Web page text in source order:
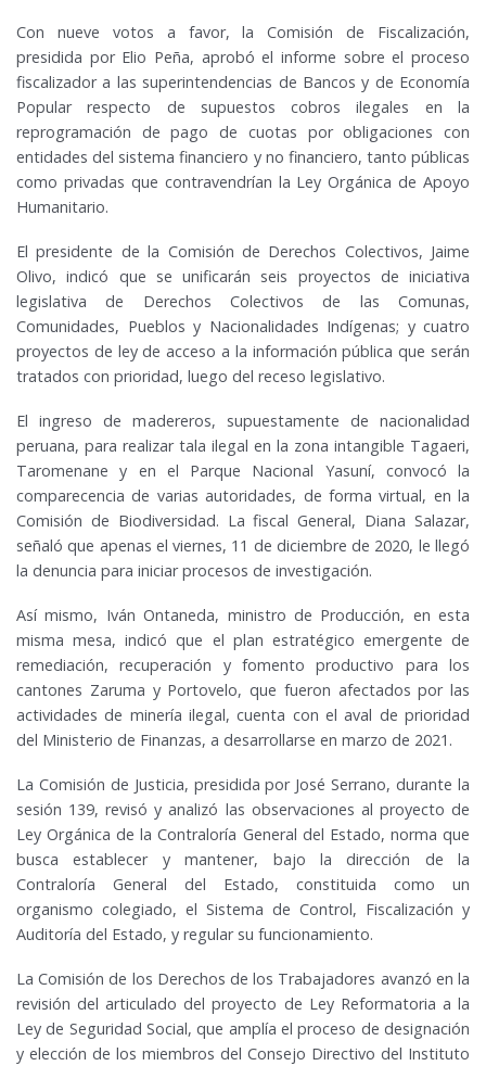
Con nueve votos a favor, la Comisión de Fiscalización,
presidida por Elio Peña, aprobó el informe sobre el proceso
fiscalizador a las superintendencias de Bancos y de Economía
Popular respecto de supuestos cobros ilegales en la
reprogramación de pago de cuotas por obligaciones con
entidades del sistema financiero y no financiero, tanto públicas
como privadas que contravendrían la Ley Orgánica de Apoyo
Humanitario.
El presidente de la Comisión de Derechos Colectivos, Jaime
Olivo, indicó que se unificarán seis proyectos de iniciativa
legislativa de Derechos Colectivos de las Comunas,
Comunidades, Pueblos y Nacionalidades Indígenas; y cuatro
proyectos de ley de acceso a la información pública que serán
tratados con prioridad, luego del receso legislativo.
El ingreso de madereros, supuestamente de nacionalidad
peruana, para realizar tala ilegal en la zona intangible Tagaeri,
Taromenane y en el Parque Nacional Yasuní, convocó la
comparecencia de varias autoridades, de forma virtual, en la
Comisión de Biodiversidad. La fiscal General, Diana Salazar,
señaló que apenas el viernes, 11 de diciembre de 2020, le llegó
la denuncia para iniciar procesos de investigación.
Así mismo, Iván Ontaneda, ministro de Producción, en esta
misma mesa, indicó que el plan estratégico emergente de
remediación, recuperación y fomento productivo para los
cantones Zaruma y Portovelo, que fueron afectados por las
actividades de minería ilegal, cuenta con el aval de prioridad
del Ministerio de Finanzas, a desarrollarse en marzo de 2021.
La Comisión de Justicia, presidida por José Serrano, durante la
sesión 139, revisó y analizó las observaciones al proyecto de
Ley Orgánica de la Contraloría General del Estado, norma que
busca establecer y mantener, bajo la dirección de la
Contraloría General del Estado, constituida como un
organismo colegiado, el Sistema de Control, Fiscalización y
Auditoría del Estado, y regular su funcionamiento.
La Comisión de los Derechos de los Trabajadores avanzó en la
revisión del articulado del proyecto de Ley Reformatoria a la
Ley de Seguridad Social, que amplía el proceso de designación
y elección de los miembros del Consejo Directivo del Instituto